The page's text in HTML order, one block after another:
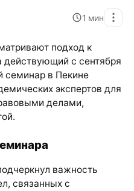
1 мин
подход к
действующий с сентября
семинар в Пекине
экспертов для
делами,
важность
связанных с